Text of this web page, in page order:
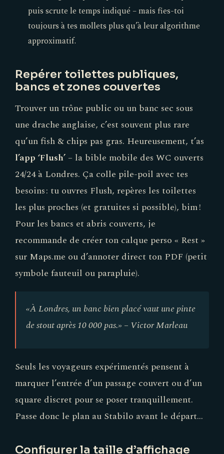
puis scrute le temps indiqué – mais fies-toi
toujours à tes mollets plus qu’à leur algorithme
approximatif.
Repérer toilettes publiques,
bancs et zones couvertes
Trouver un trône public ou un banc sec sous
une drache anglaise, c’est souvent plus rare
qu’un fish & chips pas gras. Heureusement, t’as
l’app ‘Flush’ – la bible mobile des WC ouverts
24/24 à Londres. Ça colle pile-poil avec tes
besoins : tu ouvres Flush, repères les toilettes
les plus proches (et gratuites si possible), bim !
Pour les bancs et abris couverts, je
recommande de créer ton calque perso « Rest »
sur Maps.me ou d’annoter direct ton PDF (petit
symbole fauteuil ou parapluie).
«À Londres, un banc bien placé vaut une pinte
de stout après 10 000 pas.» – Victor Marleau
Seuls les voyageurs expérimentés pensent à
marquer l’entrée d’un passage couvert ou d’un
square discret pour se poser tranquillement.
Passe donc le plan au Stabilo avant le départ…
Configurer la taille d’affichage